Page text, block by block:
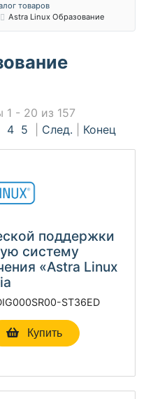
товаров
Astra Linux Образование
1 - 20 из 157
4 5 След. Конец
поддержки
систему
«Astra Linux
ST36ED
Купить